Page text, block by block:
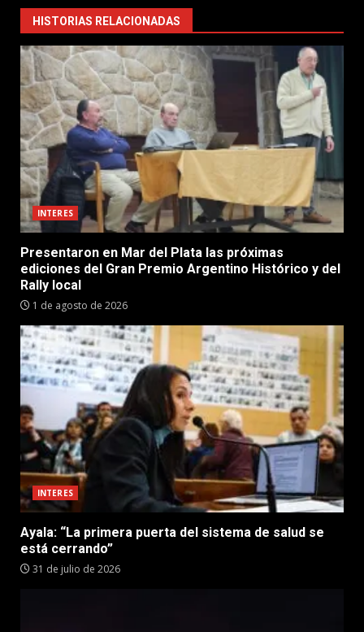
HISTORIAS RELACIONADAS
INTERES
Presentaron en Mar del Plata las próximas
ediciones del Gran Premio Argentino Histórico y del
Rally local
1 de agosto de 2026
INTERES
Ayala: “La primera puerta del sistema de salud se
está cerrando”
31 de julio de 2026